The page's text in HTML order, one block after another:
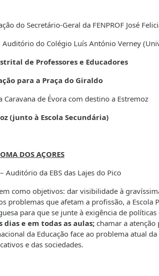
do Secretário-Geral da FENPROF José
Auditório do Colégio Luís António Verney
de Professores e Educadores
para a Praça do Giraldo
Caravana de Évora com destino a Estremoz
(junto à Escola Secundária)
DOS AÇORES
– Auditório da EBS das Lajes do Pico
como objetivos: dar visibilidade à
problemas que afetam a profissão, a
para que se junte à exigência de
dias e em todas as aulas; chamar a atenção
da Educação face ao problema atual
e das sociedades.